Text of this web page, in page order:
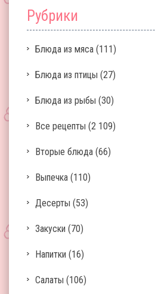
Рубрики
Блюда из мяса (111)
Блюда из птицы (27)
Блюда из рыбы (30)
Все рецепты (2 109)
Вторые блюда (66)
Выпечка (110)
Десерты (53)
Закуски (70)
Напитки (16)
Салаты (106)